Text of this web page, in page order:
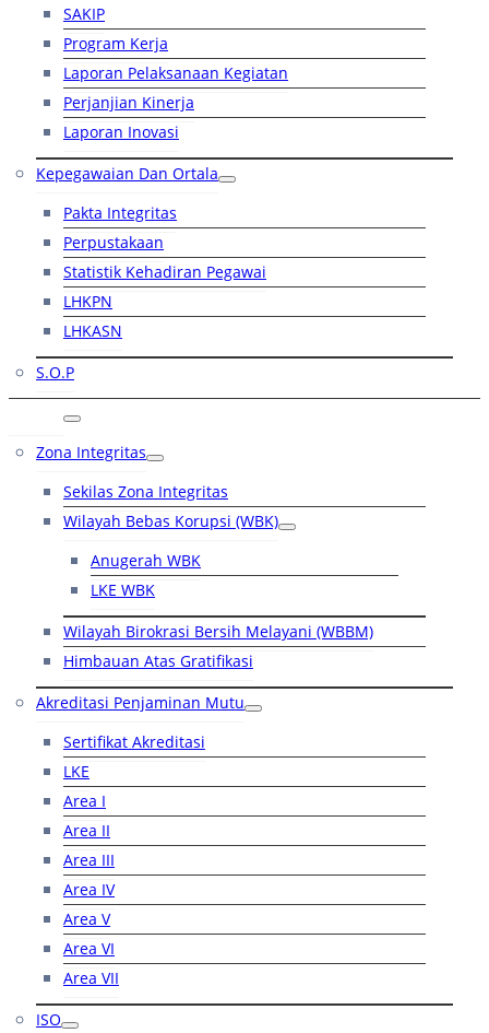
SAKIP
Program Kerja
Laporan Pelaksanaan Kegiatan
Perjanjian Kinerja
Laporan Inovasi
Kepegawaian Dan Ortala
Pakta Integritas
Perpustakaan
Statistik Kehadiran Pegawai
LHKPN
LHKASN
S.O.P
Zona Integritas
Sekilas Zona Integritas
Wilayah Bebas Korupsi (WBK)
Anugerah WBK
LKE WBK
Wilayah Birokrasi Bersih Melayani (WBBM)
Himbauan Atas Gratifikasi
Akreditasi Penjaminan Mutu
Sertifikat Akreditasi
LKE
Area I
Area II
Area III
Area IV
Area V
Area VI
Area VII
ISO